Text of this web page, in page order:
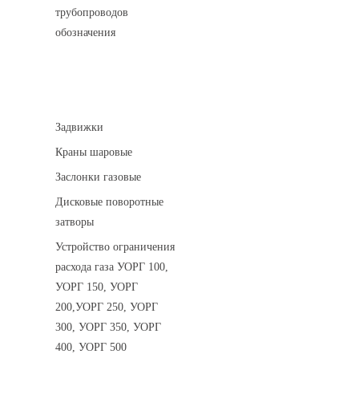
трубопроводов
обозначения
Задвижки
Краны шаровые
Заслонки газовые
Дисковые поворотные
затворы
Устройство ограничения
расхода газа УОРГ 100,
УОРГ 150, УОРГ
200,УОРГ 250, УОРГ
300, УОРГ 350, УОРГ
400, УОРГ 500